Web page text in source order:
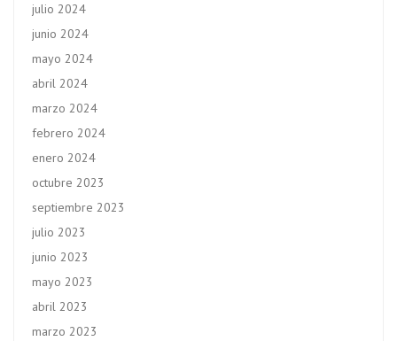
julio 2024
junio 2024
mayo 2024
abril 2024
marzo 2024
febrero 2024
enero 2024
octubre 2023
septiembre 2023
julio 2023
junio 2023
mayo 2023
abril 2023
marzo 2023